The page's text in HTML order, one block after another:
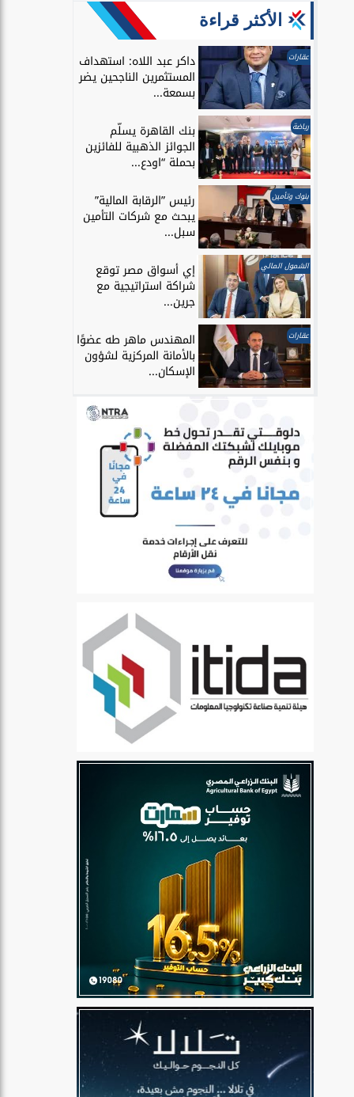
الأكثر قراءة
عقارات داكر عبد اللاه: استهداف
المستثمرين الناجحين يضر
بسمعة...
رياضة بنك القاهرة يسلّم
الجوائز الذهبية للفائزين
بحملة “اودع...
بنوك وتأمين رئيس ”الرقابة المالية”
يبحث مع شركات التأمين
سبل...
الشمول المالي إي أسواق مصر توقع
شراكة استراتيجية مع
جرين...
عقارات المهندس ماهر طه عضوًا
بالأمانة المركزية لشؤون
الإسكان...